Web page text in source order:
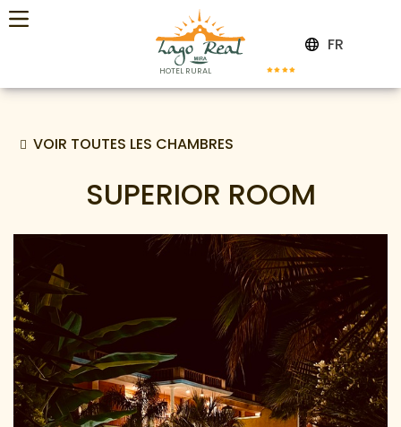
HOTEL RURAL
FR
VOIR TOUTES LES CHAMBRES
SUPERIOR ROOM